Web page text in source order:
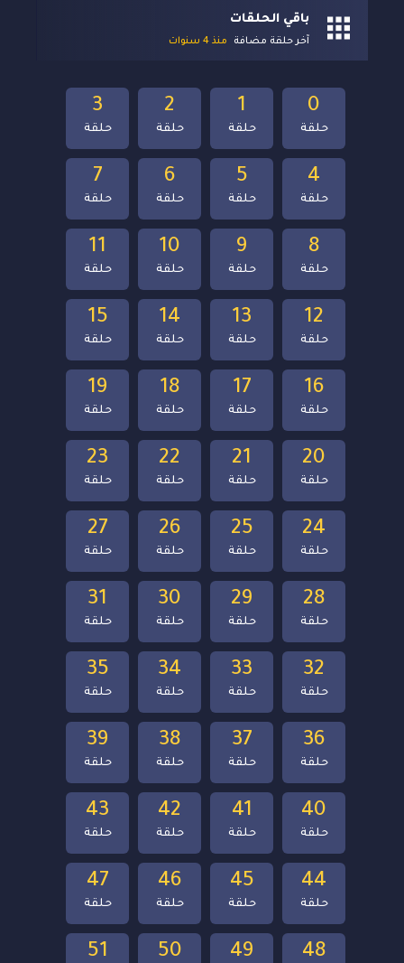
باقي الحلقات
آخر حلقة مضافة منذ 4 سنوات
51 50 49 48
47
حلقة
46
حلقة
45
حلقة
44
حلقة
43
حلقة
42
حلقة
41
حلقة
40
حلقة
39
حلقة
38
حلقة
37
حلقة
36
حلقة
35
حلقة
34
حلقة
33
حلقة
32
حلقة
31
حلقة
30
حلقة
29
حلقة
28
حلقة
27
حلقة
26
حلقة
25
حلقة
24
حلقة
23
حلقة
22
حلقة
21
حلقة
20
حلقة
19
حلقة
18
حلقة
17
حلقة
16
حلقة
15
حلقة
14
حلقة
13
حلقة
12
حلقة
11
حلقة
10
حلقة
9
حلقة
8
حلقة
7
حلقة
6
حلقة
5
حلقة
4
حلقة
3
حلقة
2
حلقة
1
حلقة
0
حلقة